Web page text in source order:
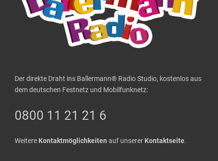
Der direkte Draht ins Ballermann® Radio Studio, kostenlos aus
dem deutschen Festnetz und Mobilfunknetz:
0800 11 21 21 6
Weitere Kontaktmöglichkeiten auf unserer Kontaktseite.